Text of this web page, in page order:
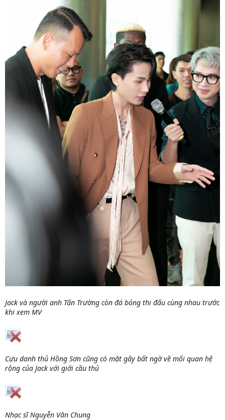
Jack và người anh Tấn Trường còn đá bóng thi đấu cùng nhau trước
khi xem MV
Cựu danh thủ Hồng Sơn cũng có mặt gây bất ngờ về mối quan hệ
rộng của Jack với giới cầu thủ
Nhạc sĩ Nguyễn Văn Chung